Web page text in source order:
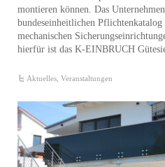
montieren können. Das
bundeseinheitlichen
mechanischen
hierfür ist das K-EINBRUCH
Aktuelles ,Veranstaltungen